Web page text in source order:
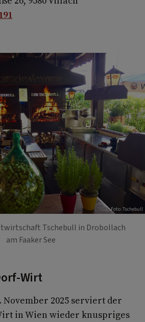
Foto: Tschebull
Tschebull in Drobollach
am Faaker See
Wirt
November 2025 serviert der
in Wien wieder knuspriges